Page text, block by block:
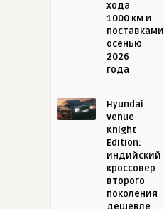
хода
1000 км и
поставками
осенью
2026
года
Hyundai
Venue
Knight
Edition:
индийский
кроссовер
второго
поколения
дешевле